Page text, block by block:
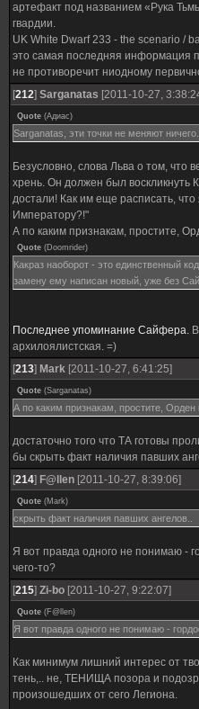
артефакт под названием «Рука
гвардии.
UK White Dwarf 233 - the scenario /
это самая последняя
не противоречит ниодному
[212] Sarganatas [2011-10-27,
Quote (Адиас)
Sarganatas, эти точки не меняют
Безусловно, слова Льва о том, что
хрень. Он должен был воскликнуть
достали! Как им еще расписать,
Императору?!"
А по каким признакам, простите,
Quote (Doomrider)
Какраз наоборот - это единственный
замену ему написан новый, уже без
Последнее упоминание Сайфера.
архилоялистская. =)
[213] Mark [2011-10-27, 6:41:25]
Quote (Sarganatas)
А по каким признакам, простите,
достаточно того что ТА готовы
бы скрыть факт наличия павших
[214] F@llen [2011-10-27, 8:39:06]
Quote (Mark)
скрыть факт наличия павших ангелов..
Я вот правда одного не понимаю -
чего-то?
[215] Zi-bo [2011-10-27, 9:22:07]
Quote (F@llen)
Я вот правда одного не понимаю -
Как минимум лишний интерес от
тень,.. не, ТЕНИЩА позора и
произошедших от сего Легиона.